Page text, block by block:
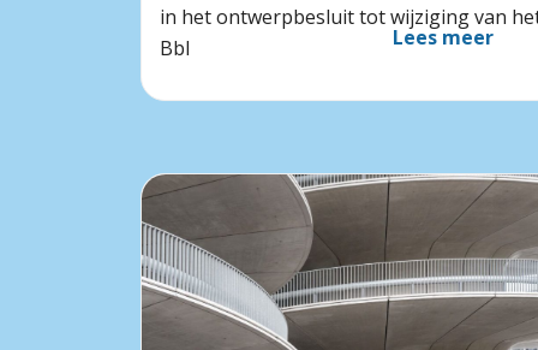
in het ontwerpbesluit tot wijziging van
Bbl
Lees meer